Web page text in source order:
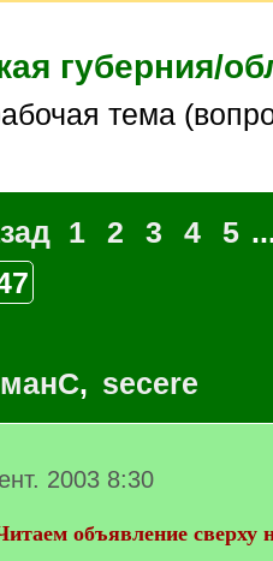
губерния/
тема
1 2 3 4 5
, secere
2003 8:30
объявление сверху